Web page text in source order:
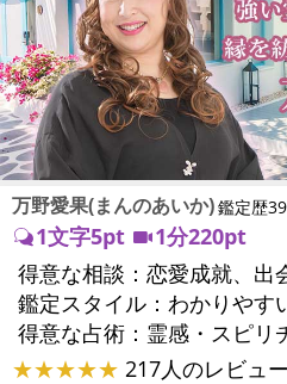
万野愛果(まんのあいか)鑑定歴
1文字5pt
1分220pt
得意な相談：
鑑定スタイル：
得意な占術：
★★★★★ 217人のレビュー